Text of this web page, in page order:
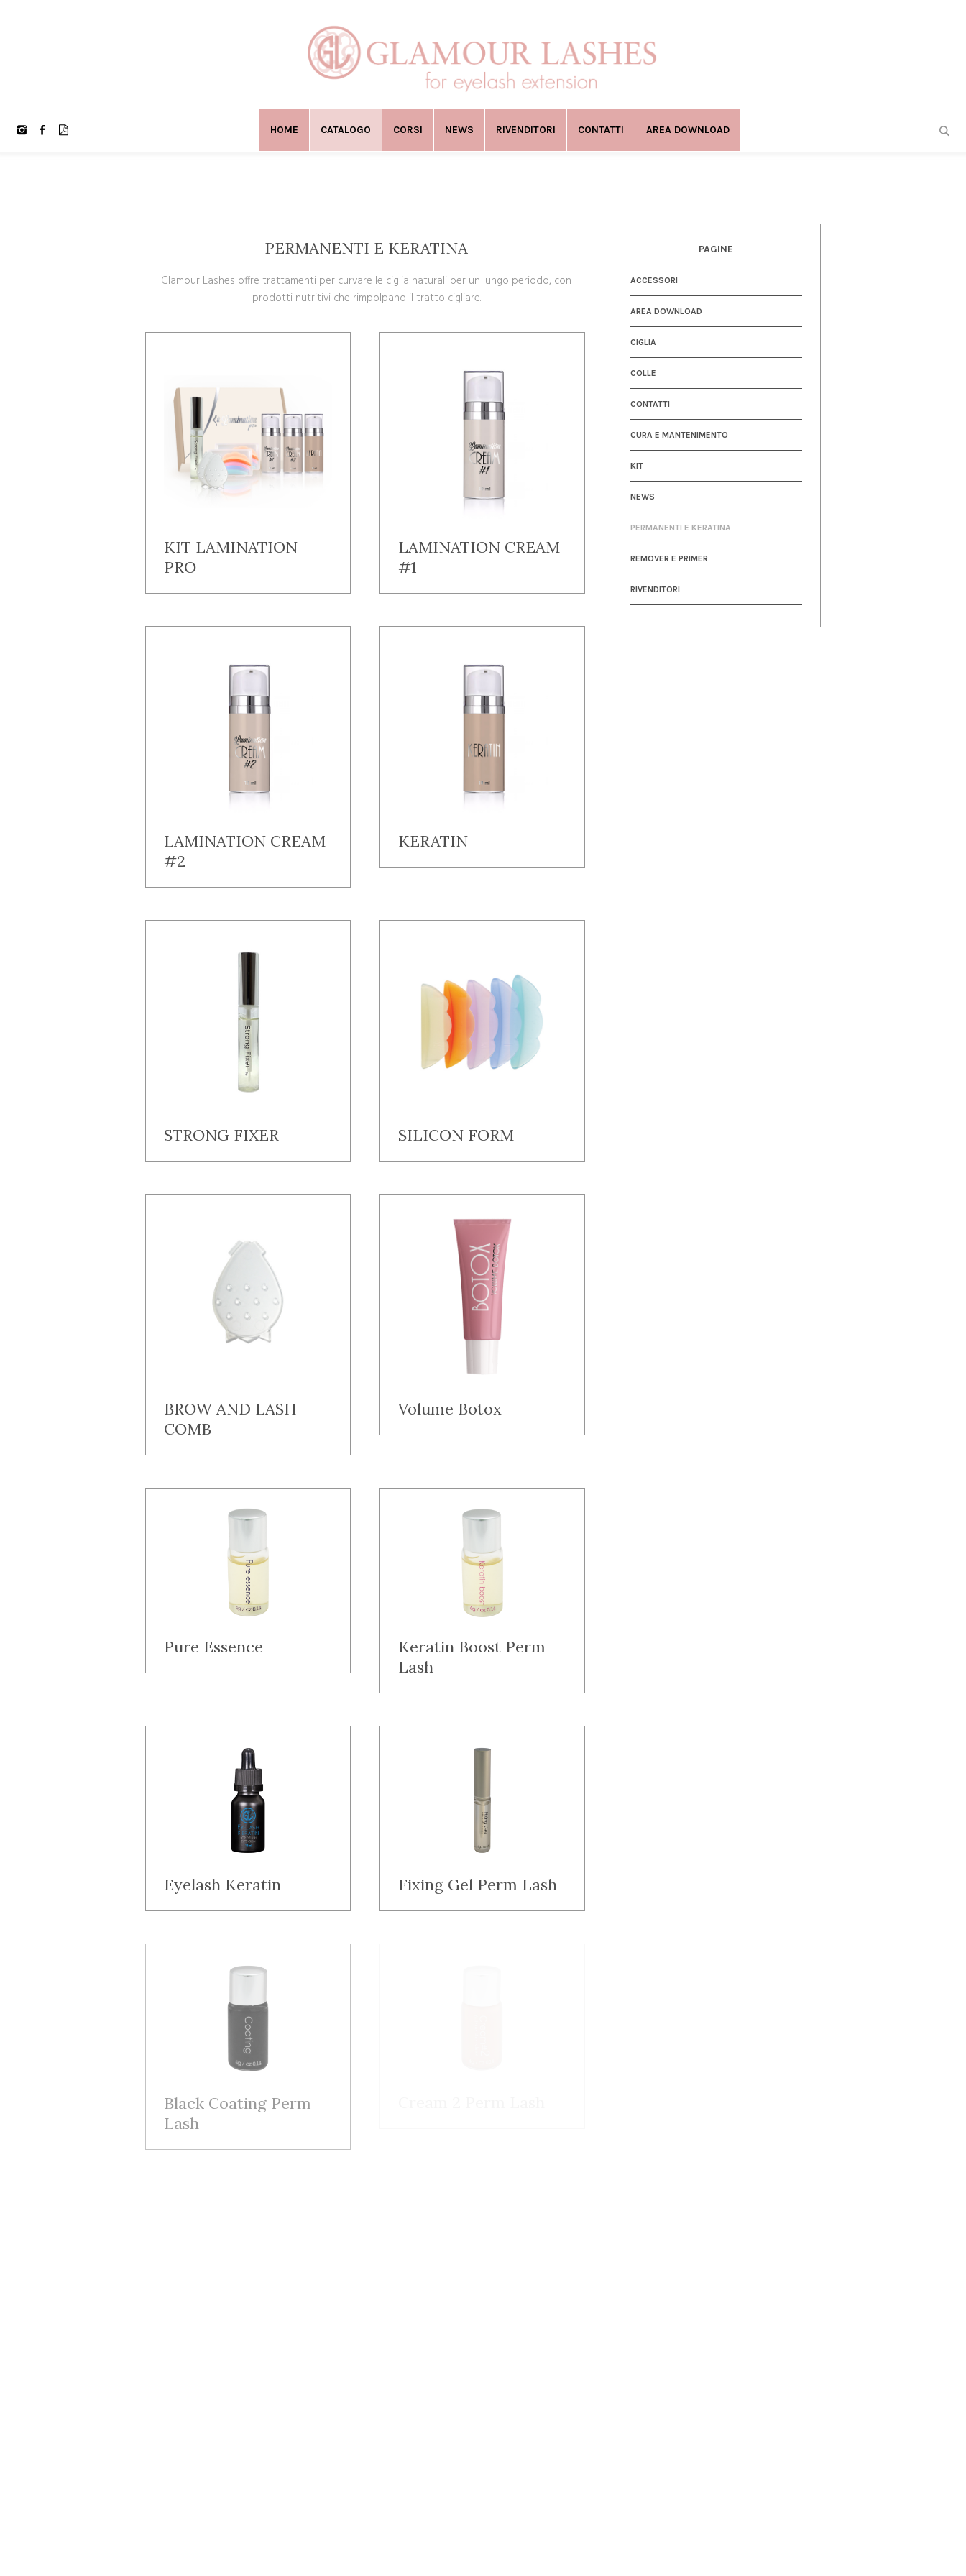
HOME CATALOGO CORSI NEWS RIVENDITORI CONTATTI AREA DOWNLOAD
PERMANENTI E KERATINA
Glamour Lashes offre trattamenti per curvare le ciglia naturali per un lungo periodo, con
prodotti nutritivi che rimpolpano il tratto cigliare.
KIT LAMINATION
PRO
LAMINATION CREAM
#1
LAMINATION CREAM
#2
KERATIN
STRONG FIXER SILICON FORM
BROW AND LASH
COMB
Volume Botox
Pure Essence
Keratin Boost Perm
Lash
Eyelash Keratin Fixing Gel Perm Lash
Black Coating Perm
Lash
PAGINE
ACCESSORI
AREA DOWNLOAD
CIGLIA
COLLE
CONTATTI
CURA E MANTENIMENTO
KIT
NEWS
PERMANENTI E KERATINA
REMOVER E PRIMER
RIVENDITORI